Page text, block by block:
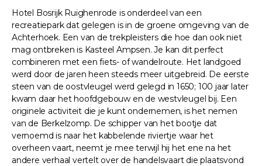
Hotel Bosrijk Ruighenrode is onderdeel van een
recreatiepark dat gelegen is in de groene omgeving van de
Achterhoek. Een van de trekpleisters die hoe dan ook niet
mag ontbreken is Kasteel Ampsen. Je kan dit perfect
combineren met een fiets- of wandelroute. Het landgoed
werd door de jaren heen steeds meer uitgebreid. De eerste
steen van de oostvleugel werd gelegd in 1650; 100 jaar later
kwam daar het hoofdgebouw en de westvleugel bij. Een
originele activiteit die je kunt ondernemen, is het nemen
van de Berkelzomp. De schipper van het bootje dat
vernoemd is naar het kabbelende riviertje waar het
overheen vaart, neemt je mee terwijl hij het ene na het
andere verhaal vertelt over de handelsvaart die plaatsvond